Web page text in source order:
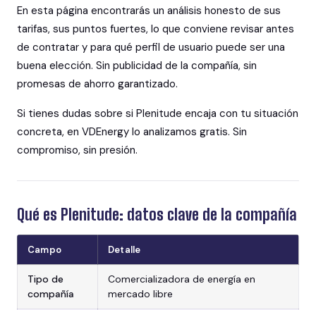
En esta página encontrarás un análisis honesto de sus
tarifas, sus puntos fuertes, lo que conviene revisar antes
de contratar y para qué perfil de usuario puede ser una
buena elección. Sin publicidad de la compañía, sin
promesas de ahorro garantizado.
Si tienes dudas sobre si Plenitude encaja con tu situación
concreta, en VDEnergy lo analizamos gratis. Sin
compromiso, sin presión.
Qué es Plenitude: datos clave de la compañía
Campo Detalle
Tipo de
compañía
Comercializadora de energía en
mercado libre